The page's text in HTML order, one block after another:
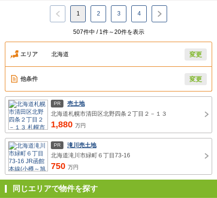
1 2 3 4
507件中 / 1件～20件を表示
エリア 北海道 変更
他条件 変更
PR
売土地
北海道札幌市清田区北野四条２丁目２－１３
1,880 万円
PR
滝川売土地
北海道滝川市緑町６丁目73-16
750 万円
同じエリアで物件を探す